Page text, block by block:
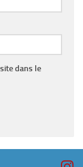
dans le